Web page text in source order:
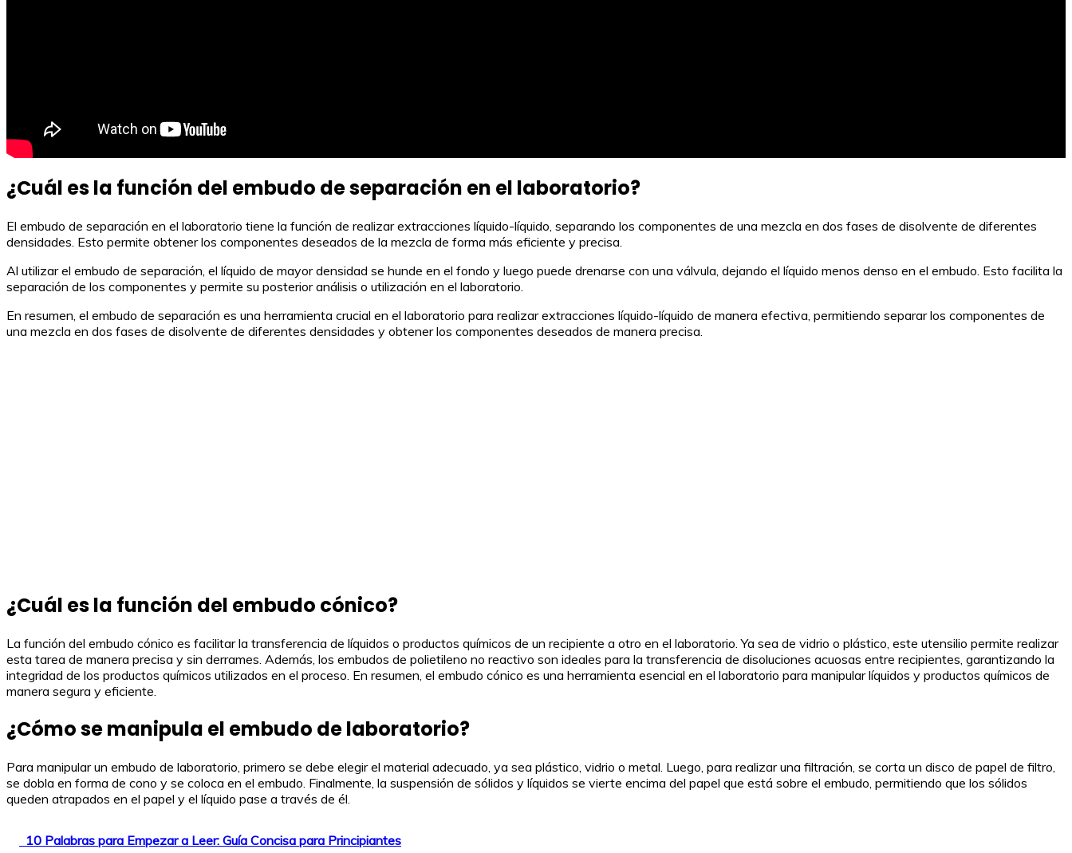
¿Cuál es la función del embudo de separación en el laboratorio?
El embudo de separación en el laboratorio tiene la función de realizar extracciones líquido-líquido, separando los componentes de una mezcla en dos fases de disolvente de diferentes
densidades. Esto permite obtener los componentes deseados de la mezcla de forma más eficiente y precisa.
Al utilizar el embudo de separación, el líquido de mayor densidad se hunde en el fondo y luego puede drenarse con una válvula, dejando el líquido menos denso en el embudo. Esto facilita la
separación de los componentes y permite su posterior análisis o utilización en el laboratorio.
En resumen, el embudo de separación es una herramienta crucial en el laboratorio para realizar extracciones líquido-líquido de manera efectiva, permitiendo separar los componentes de
una mezcla en dos fases de disolvente de diferentes densidades y obtener los componentes deseados de manera precisa.
¿Cuál es la función del embudo cónico?
La función del embudo cónico es facilitar la transferencia de líquidos o productos químicos de un recipiente a otro en el laboratorio. Ya sea de vidrio o plástico, este utensilio permite realizar
esta tarea de manera precisa y sin derrames. Además, los embudos de polietileno no reactivo son ideales para la transferencia de disoluciones acuosas entre recipientes, garantizando la
integridad de los productos químicos utilizados en el proceso. En resumen, el embudo cónico es una herramienta esencial en el laboratorio para manipular líquidos y productos químicos de
manera segura y eficiente.
¿Cómo se manipula el embudo de laboratorio?
Para manipular un embudo de laboratorio, primero se debe elegir el material adecuado, ya sea plástico, vidrio o metal. Luego, para realizar una filtración, se corta un disco de papel de filtro,
se dobla en forma de cono y se coloca en el embudo. Finalmente, la suspensión de sólidos y líquidos se vierte encima del papel que está sobre el embudo, permitiendo que los sólidos
queden atrapados en el papel y el líquido pase a través de él.
10 Palabras para Empezar a Leer: Guía Concisa para Principiantes